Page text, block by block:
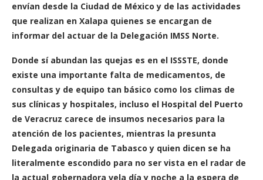
envían desde la Ciudad de México y de las actividades
que realizan en Xalapa quienes se encargan de
informar del actuar de la Delegación IMSS Norte.
Donde sí abundan las quejas es en el ISSSTE, donde
existe una importante falta de medicamentos, de
consultas y de equipo tan básico como los climas de
sus clínicas y hospitales, incluso el Hospital del Puerto
de Veracruz carece de insumos necesarios para la
atención de los pacientes, mientras la presunta
Delegada originaria de Tabasco y quien dicen se ha
literalmente escondido para no ser vista en el radar de
la actual gobernadora vela día y noche a la espera de